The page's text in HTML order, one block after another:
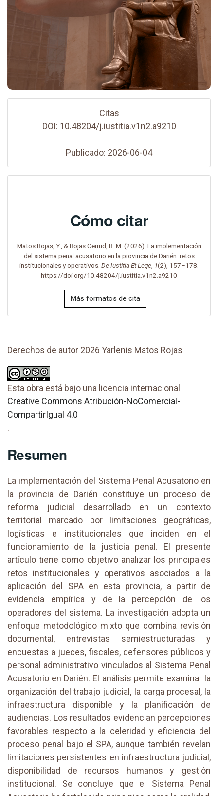
Citas
DOI: 10.48204/j.iustitia.v1n2.a9210
Publicado: 2026-06-04
Cómo citar
Matos Rojas, Y., & Rojas Cerrud, R. M. (2026). La implementación
del sistema penal acusatorio en la provincia de Darién: retos
institucionales y operativos. De Iustitia Et Lege 1(2), 157–178.
https://doi.org/10.48204/j.iustitia.v1n2.a9210
Más formatos de cita
Derechos de autor 2026 Yarlenis Matos Rojas
Esta obra está bajo una licencia internacional
Creative Commons Atribución-NoComercial-
CompartirIgual 4.0
.
Resumen
La implementación del Sistema Penal Acusatorio en
la provincia de Darién constituye un proceso de
reforma judicial desarrollado en un contexto
territorial marcado por limitaciones geográficas,
logísticas e institucionales que inciden en el
funcionamiento de la justicia penal. El presente
artículo tiene como objetivo analizar los principales
retos institucionales y operativos asociados a la
aplicación del SPA en esta provincia, a partir de
evidencia empírica y de la percepción de los
operadores del sistema. La investigación adopta un
enfoque metodológico mixto que combina revisión
documental, entrevistas semiestructuradas y
encuestas a jueces, fiscales, defensores públicos y
personal administrativo vinculados al Sistema Penal
Acusatorio en Darién. El análisis permite examinar la
organización del trabajo judicial, la carga procesal, la
infraestructura disponible y la planificación de
audiencias. Los resultados evidencian percepciones
favorables respecto a la celeridad y eficiencia del
proceso penal bajo el SPA, aunque también revelan
limitaciones persistentes en infraestructura judicial,
disponibilidad de recursos humanos y gestión
institucional. Se concluye que el Sistema Penal